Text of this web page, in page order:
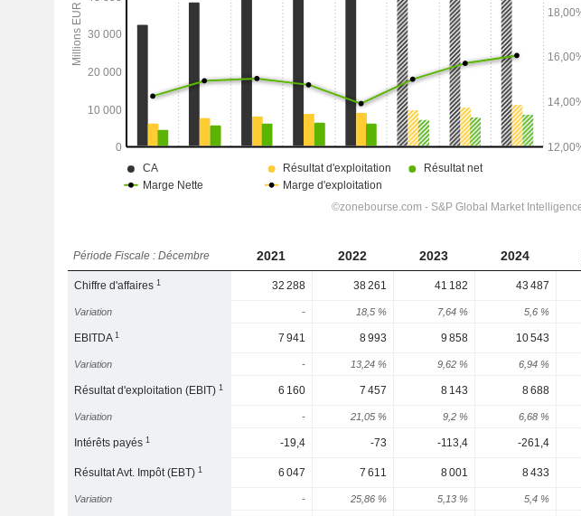
Période Fiscale : Décembre 2021 2022 2023 2024
Chiffre d'affaires1 32 288 38 261 41 182 43 487
Variation - 18,5 % 7,64 % 5,6 %
EBITDA1 7 941 8 993 9 858 10 543
Variation - 13,24 % 9,62 % 6,94 %
Résultat d'exploitation (EBIT)1 6 160 7 457 8 143 8 688
Variation - 21,05 % 9,2 % 6,68 %
Intérêts payés1 -19,4 -73 -113,4 -261,4
Résultat Avt. Impôt (EBT)1 6 047 7 611 8 001 8 433
Variation - 25,86 % 5,13 % 5,4 %